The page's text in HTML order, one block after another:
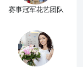
赛事冠军花艺团队